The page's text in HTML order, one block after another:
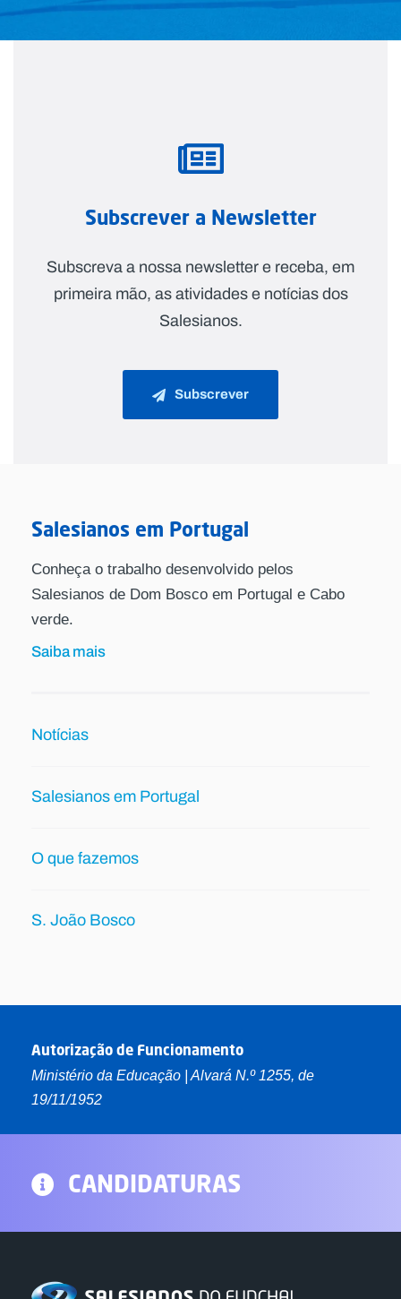
Subscrever a Newsletter
Subscreva a nossa newsletter e receba, em
primeira mão, as atividades e notícias dos
Salesianos.
Subscrever
Salesianos em Portugal
Conheça o trabalho desenvolvido pelos
Salesianos de Dom Bosco em Portugal e Cabo
verde.
Saiba mais
Notícias
Salesianos em Portugal
O que fazemos
S. João Bosco
Autorização de Funcionamento
Ministério da Educação | Alvará N.º 1255, de
19/11/1952
CANDIDATURAS